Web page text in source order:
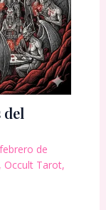
del
de
, Occult Tarot,